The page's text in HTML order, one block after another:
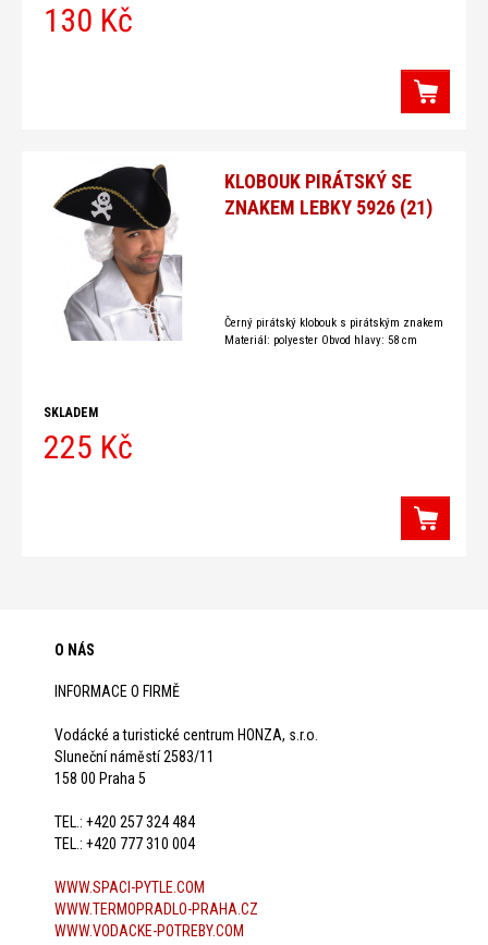
130 Kč
KLOBOUK PIRÁTSKÝ SE
ZNAKEM LEBKY 5926 (21)
Černý pirátský klobouk s pirátským znakem
Materiál: polyester Obvod hlavy: 58 cm
SKLADEM
225 Kč
O NÁS
INFORMACE O FIRMĚ
Vodácké a turistické centrum HONZA, s.r.o.
Sluneční náměstí 2583/11
158 00 Praha 5
TEL.: +420 257 324 484
TEL.: +420 777 310 004
WWW.SPACI-PYTLE.COM
WWW.TERMOPRADLO-PRAHA.CZ
WWW.VODACKE-POTREBY.COM